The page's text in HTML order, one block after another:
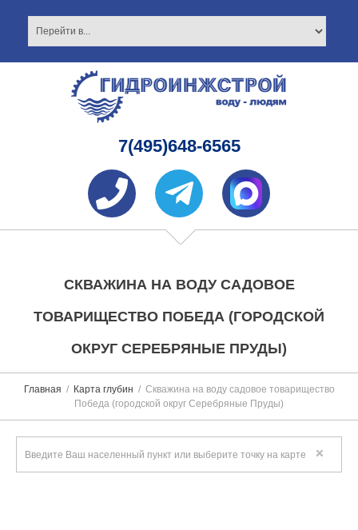
7(495)648-6565
СКВАЖИНА НА ВОДУ САДОВОЕ
ТОВАРИЩЕСТВО ПОБЕДА (ГОРОДСКОЙ
ОКРУГ СЕРЕБРЯНЫЕ ПРУДЫ)
Главная Карта глубин
Скважина на воду садовое товарищество
Победа (городской округ Серебряные Пруды)